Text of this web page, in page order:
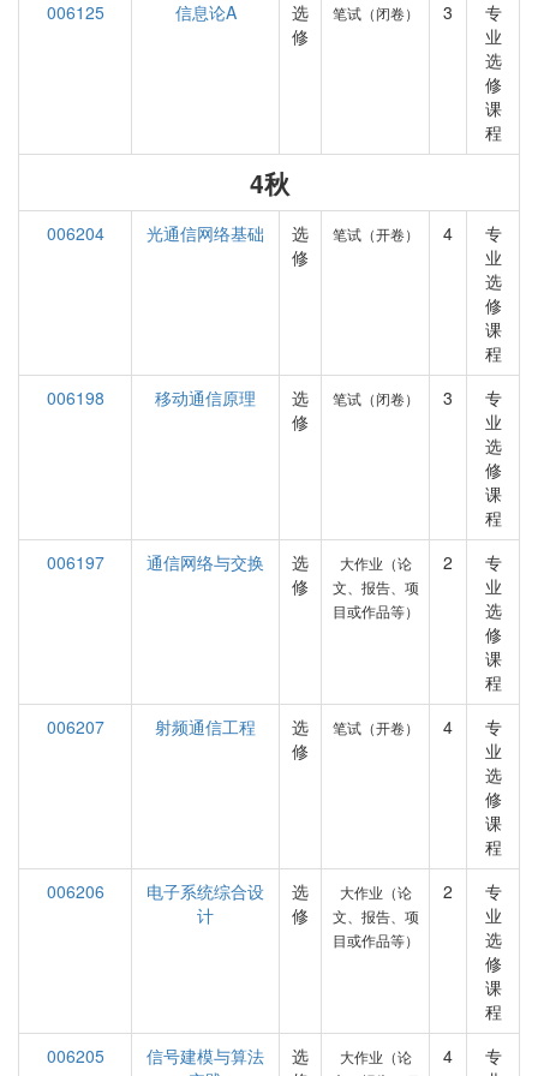
006125 信息论A
选
修
笔试（闭卷） 3
专
业
选
修
课
程
4秋
006204 光通信网络基础
选
修
笔试（开卷） 4
专
业
选
修
课
程
006198
移动通信原理
选
修
笔试（闭卷） 3
专
业
选
修
课
程
006197
通信网络与交换
选
修
大作业（论
文、报告、项
目或作品等）
2
专
业
选
修
课
程
006207
射频通信工程
选
修
笔试（开卷） 4
专
业
选
修
课
程
006206
电子系统综合设
计
选
修
大作业（论
文、报告、项
目或作品等）
2
专
业
选
修
课
程
006205
信号建模与算法
选
大作业（论
4
专